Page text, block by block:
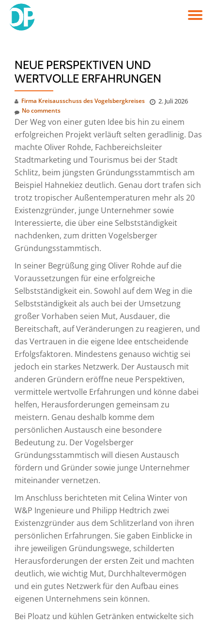
Skip
NEUE PERSPEKTIVEN UND
WERTVOLLE ERFAHRUNGEN
Firma Kreisausschuss des Vogelsbergkreises 2. Juli 2026
No comments
Der Weg von einer guten Idee bis hin zu einem
erfolgreichen Projekt verläuft selten geradlinig. Das
machte Oliver Rohde, Fachbereichsleiter
Stadtmarketing und Tourismus bei der Stadt
Schlitz, beim jüngsten Gründungsstammtisch am
Beispiel Hahnekiez deutlich. Genau dort trafen sich
trotz tropischer Außentemperaturen mehr als 20
Existenzgründer, junge Unternehmer sowie
Interessierte, die über eine Selbstständigkeit
nachdenken, zum dritten Vogelsberger
Gründungsstammtisch.
In seiner Begrüßung ging Oliver Rohde auf die
Voraussetzungen für eine erfolgreiche
Selbstständigkeit ein. Sowohl auf dem Weg in die
Selbstständigkeit als auch bei der Umsetzung
großer Vorhaben seien Mut, Ausdauer, die
Bereitschaft, auf Veränderungen zu reagieren, und
das Vertrauen in die eigene Idee entscheidende
Erfolgsfaktoren. Mindestens genauso wichtig sei
jedoch ein starkes Netzwerk. Der Austausch mit
anderen Gründern eröffne neue Perspektiven,
vermittele wertvolle Erfahrungen und könne dabei
helfen, Herausforderungen gemeinsam zu
meistern. Genau deshalb komme dem
persönlichen Austausch eine besondere
Bedeutung zu. Der Vogelsberger
Gründungsstammtisch will diesen Austausch
fördern und Gründer sowie junge Unternehmer
miteinander vernetzen.
Im Anschluss berichteten mit Celina Winter von
W&P Ingenieure und Philipp Hedtrich zwei
Existenzgründer aus dem Schlitzerland von ihren
persönlichen Erfahrungen. Sie gaben Einblicke in
ihre jeweiligen Gründungswege, schilderten
Herausforderungen der ersten Zeit und machten
deutlich, wie wichtig Mut, Durchhaltevermögen
und ein gutes Netzwerk für den Aufbau eines
eigenen Unternehmens sein können.
Bei Ploatz und kühlen Getränken entwickelte sich